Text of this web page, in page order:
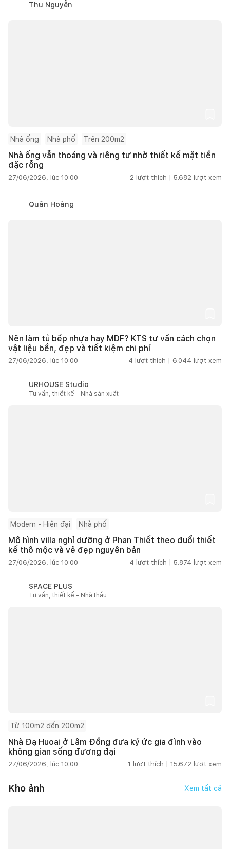
Thu Nguyễn
Nhà ống Nhà phố Trên 200m2
Nhà ống vẫn thoáng và riêng tư nhờ thiết kế mặt tiền
đặc rỗng
27/06/2026, lúc 10:00 2 lượt thích | 5.682 lượt xem
Quân Hoàng
Nên làm tủ bếp nhựa hay MDF? KTS tư vấn cách chọn
vật liệu bền, đẹp và tiết kiệm chi phí
27/06/2026, lúc 10:00 4 lượt thích | 6.044 lượt xem
URHOUSE Studio
Tư vấn, thiết kế - Nhà sản xuất
Modern - Hiện đại Nhà phố
Mô hình villa nghỉ dưỡng ở Phan Thiết theo đuổi thiết
kế thô mộc và vẻ đẹp nguyên bản
27/06/2026, lúc 10:00 4 lượt thích | 5.874 lượt xem
SPACE PLUS
Tư vấn, thiết kế - Nhà thầu
Từ 100m2 đến 200m2
Nhà Đạ Huoai ở Lâm Đồng đưa ký ức gia đình vào
không gian sống đương đại
27/06/2026, lúc 10:00 1 lượt thích | 15.672 lượt xem
Kho ảnh Xem tất cả